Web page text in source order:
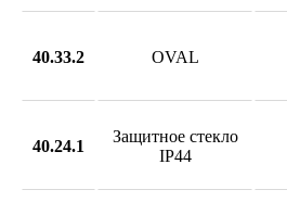
40.33.2 OVAL
40.24.1
Защитное стекло
IP44